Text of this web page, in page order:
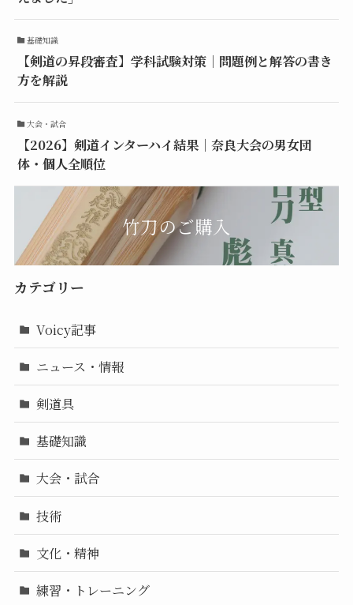
基礎知識
【剣道の昇段審査】学科試験対策｜問題例と解答の書き
方を解説
大会・試合
【2026】剣道インターハイ結果｜奈良大会の男女団
体・個人全順位
竹刀のご購入
カテゴリー
Voicy記事
ニュース・情報
剣道具
基礎知識
大会・試合
技術
文化・精神
練習・トレーニング